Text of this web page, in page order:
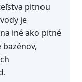
pitnou
je
iné ako pitné
bazénov,